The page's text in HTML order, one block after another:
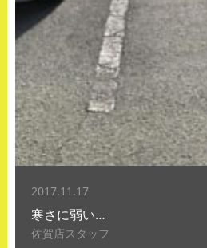
2017.11.17
寒さに弱い…
佐賀店スタッフ